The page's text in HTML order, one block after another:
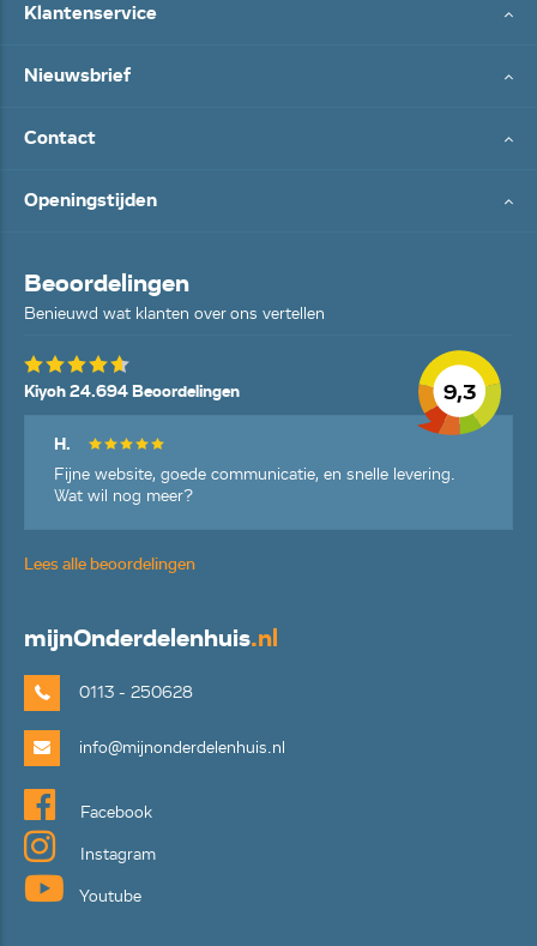
Klantenservice
Nieuwsbrief
Contact
Openingstijden
Beoordelingen
Benieuwd wat klanten over ons vertellen
9,3
Kiyoh 24.694 Beoordelingen
H.
Fijne website, goede communicatie, en snelle levering.
Wat wil nog meer?
Lees alle beoordelingen
mijnOnderdelenhuis.nl
0113 - 250628
info@mijnonderdelenhuis.nl
Facebook
Instagram
Youtube